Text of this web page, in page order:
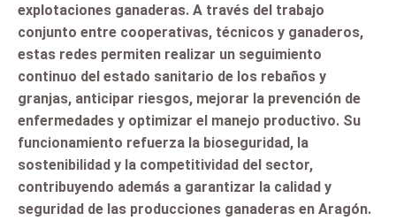
explotaciones ganaderas. A través del trabajo
conjunto entre cooperativas, técnicos y ganaderos,
estas redes permiten realizar un seguimiento
continuo del estado sanitario de los rebaños y
granjas, anticipar riesgos, mejorar la prevención de
enfermedades y optimizar el manejo productivo. Su
funcionamiento refuerza la bioseguridad, la
sostenibilidad y la competitividad del sector,
contribuyendo además a garantizar la calidad y
seguridad de las producciones ganaderas en Aragón.